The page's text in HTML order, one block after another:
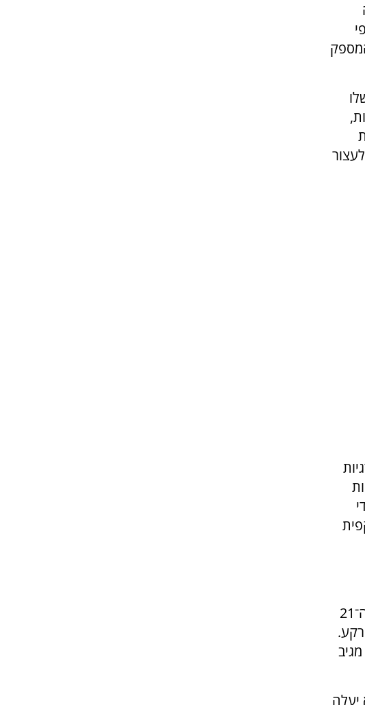
המספק
מודיעיני, טכנולוגי ותמרוני לתופעת העתקת המערכה אל המרחב התת־קרקעי. הכרעה במאה ה־21
יעלה